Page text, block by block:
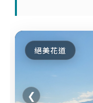
絕美花道
❮